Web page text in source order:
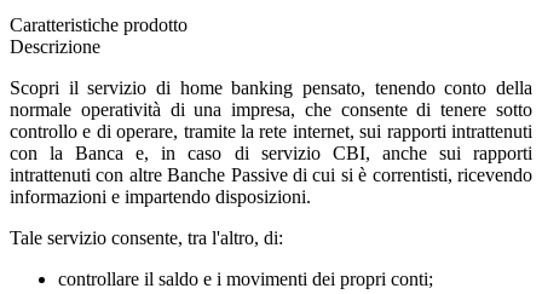
Caratteristiche prodotto
Descrizione
Scopri il servizio di home banking pensato, tenendo conto della
normale operatività di una impresa, che consente di tenere sotto
controllo e di operare, tramite la rete internet, sui rapporti intrattenuti
con la Banca e, in caso di servizio CBI, anche sui rapporti
intrattenuti con altre Banche Passive di cui si è correntisti, ricevendo
informazioni e impartendo disposizioni.
Tale servizio consente, tra l'altro, di:
controllare il saldo e i movimenti dei propri conti;